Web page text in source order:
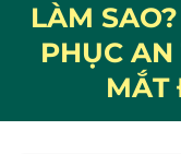
LÀM
PHỤC
MẮT